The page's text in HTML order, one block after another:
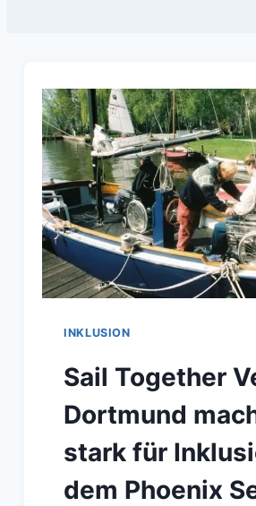
INKLUSION
Sail Together
Dortmund
stark für
dem Phoenix